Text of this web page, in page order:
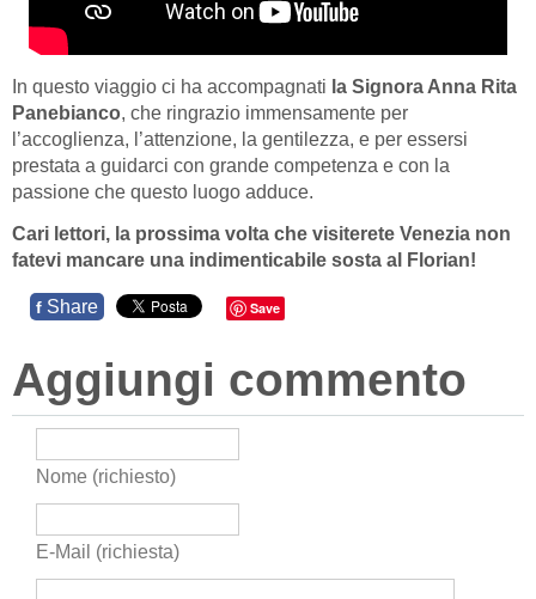
In questo viaggio ci ha accompagnati la Signora Anna Rita
Panebianco, che ringrazio immensamente per
l’accoglienza, l’attenzione, la gentilezza, e per essersi
prestata a guidarci con grande competenza e con la
passione che questo luogo adduce.
Cari lettori, la prossima volta che visiterete Venezia non
fatevi mancare una indimenticabile sosta al Florian!
f Share Save
Aggiungi commento
Nome (richiesto)
E-Mail (richiesta)